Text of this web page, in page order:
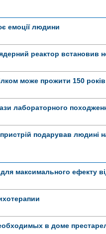
емоції людини
реактор встановив
може прожити 150 років
лабораторного
подарував людині
максимального ефекту
в доме